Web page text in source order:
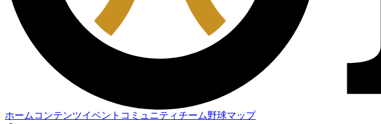
ホーム コンテンツイベント コミュニティチーム野球マップ